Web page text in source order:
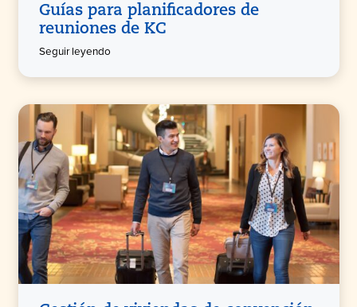
Guías para planificadores de
reuniones de KC
Seguir leyendo